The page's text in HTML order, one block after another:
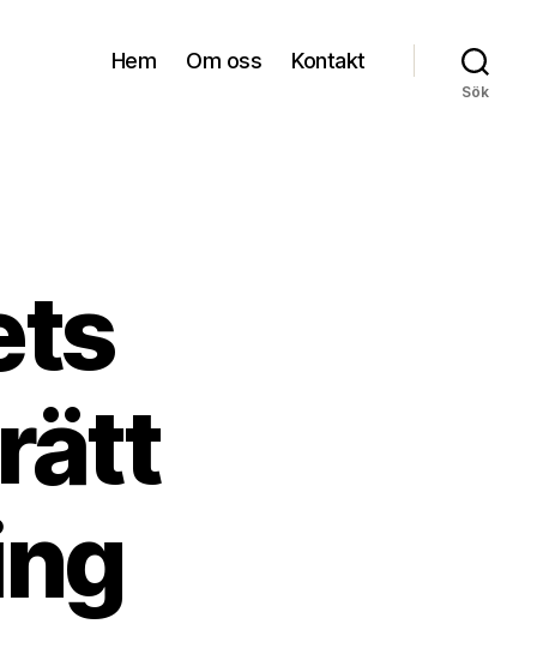
Hem Om oss Kontakt
Sök